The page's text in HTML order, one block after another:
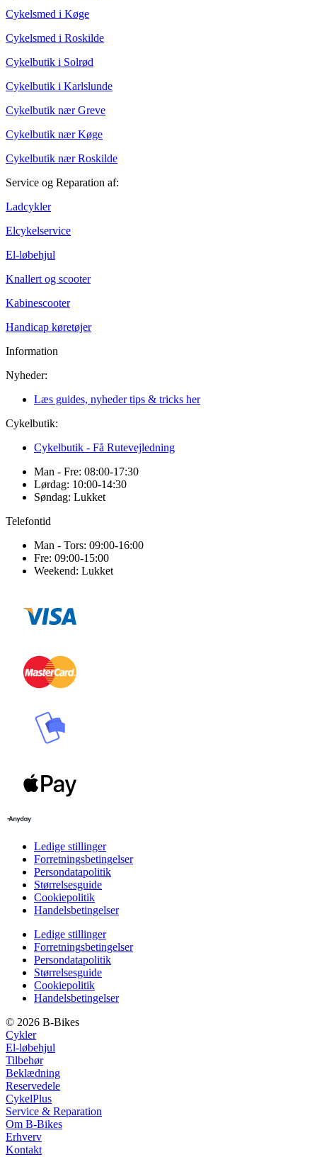
Cykelsmed i Køge
Cykelsmed i Roskilde
Cykelbutik i Solrød
Cykelbutik i Karlslunde
Cykelbutik nær Greve
Cykelbutik nær Køge
Cykelbutik nær Roskilde
Service og Reparation af:
Ladcykler
Elcykelservice
El-løbehjul
Knallert og scooter
Kabinescooter
Handicap køretøjer
Information
Nyheder:
Læs guides, nyheder tips & tricks her
Cykelbutik:
Cykelbutik - Få Rutevejledning
Man - Fre: 08:00-17:30
Lørdag: 10:00-14:30
Søndag: Lukket
Telefontid
Man - Tors: 09:00-16:00
Fre: 09:00-15:00
Weekend: Lukket
Ledige stillinger
Forretningsbetingelser
Persondatapolitik
Størrelsesguide
Cookiepolitik
Handelsbetingelser
Ledige stillinger
Forretningsbetingelser
Persondatapolitik
Størrelsesguide
Cookiepolitik
Handelsbetingelser
© 2026 B-Bikes
Cykler
El-løbehjul
Tilbehør
Beklædning
Reservedele
CykelPlus
Service & Reparation
Om B-Bikes
Erhverv
Kontakt